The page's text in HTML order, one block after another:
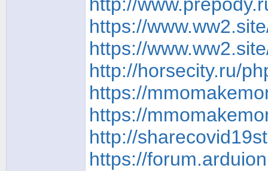
http://
https://
https://
http://horsecity.ru/
https://
https://
http://
https://